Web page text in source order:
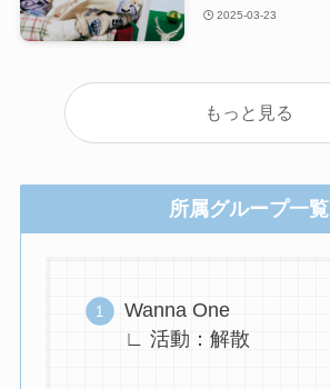
2025-03-23
もっと見る
所属グループ一覧
Wanna One
∟ 活動：解散